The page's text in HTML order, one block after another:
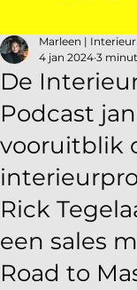
De
Podcast
vooruitblik
Rick
een sales
Road to
Marleen |
4 jan 2024 3